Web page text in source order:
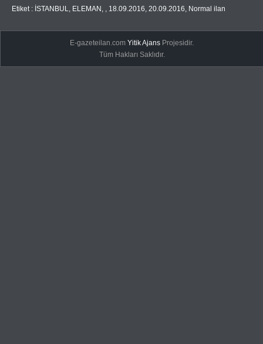
Etiket : İSTANBUL, ELEMAN , , 18.09.2016, 20.09.2016, Normal ilan
E-gazeteilan.comYitik Ajans Projesidir.
Tüm Hakları Saklıdır.